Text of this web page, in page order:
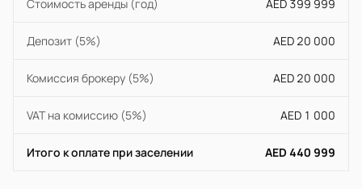
Стоимость аренды (год) AED 399 999
Депозит (5%) AED 20 000
Комиссия брокеру (5%) AED 20 000
VAT на комиссию (5%) AED 1 000
Итого к оплате при заселении AED 440 999